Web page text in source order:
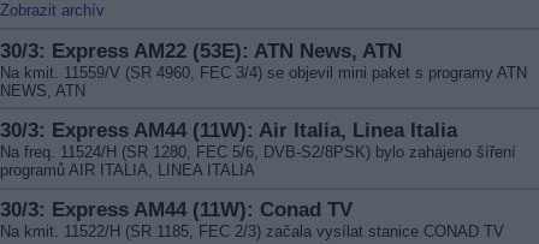
Zobrazit archív
30/3: Express AM22 (53E): ATN News, ATN
Na kmit. 11559/V (SR 4960, FEC 3/4) se objevil mini paket s programy ATN
NEWS, ATN
30/3: Express AM44 (11W): Air Italia, Linea Italia
Na freq. 11524/H (SR 1280, FEC 5/6, DVB-S2/8PSK) bylo zahájeno šíření
programů AIR ITALIA, LINEA ITALIA
30/3: Express AM44 (11W): Conad TV
Na kmit. 11522/H (SR 1185, FEC 2/3) začala vysílat stanice CONAD TV